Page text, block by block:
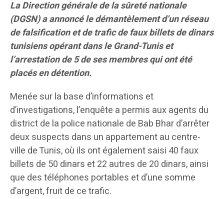
La Direction générale de la sûreté nationale
(DGSN) a annoncé le démantèlement d’un réseau
de falsification et de trafic de faux billets de dinars
tunisiens opérant dans le Grand-Tunis et
l’arrestation de 5 de ses membres qui ont été
placés en détention.
Menée sur la base d’informations et
d’investigations, l’enquête a permis aux agents du
district de la police nationale de Bab Bhar d’arrêter
deux suspects dans un appartement au centre-
ville de Tunis, où ils ont également saisi 40 faux
billets de 50 dinars et 22 autres de 20 dinars, ainsi
que des téléphones portables et d’une somme
d’argent, fruit de ce trafic.